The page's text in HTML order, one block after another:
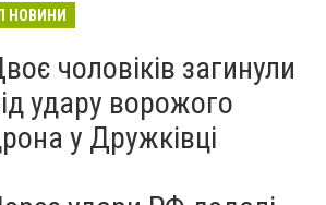
НОВИНИ
чоловіків загинули
удару ворожого
у Дружківці